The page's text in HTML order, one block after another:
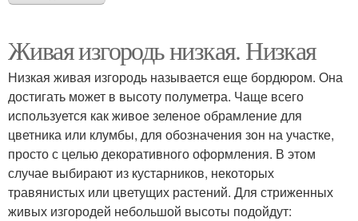
Живая изгородь низкая. Низкая
Низкая живая изгородь называется еще бордюром. Она
достигать может в высоту полуметра. Чаще всего
используется как живое зеленое обрамление для
цветника или клумбы, для обозначения зон на участке,
просто с целью декоративного оформления. В этом
случае выбирают из кустарников, некоторых
травянистых или цветущих растений. Для стриженных
живых изгородей небольшой высоты подойдут: